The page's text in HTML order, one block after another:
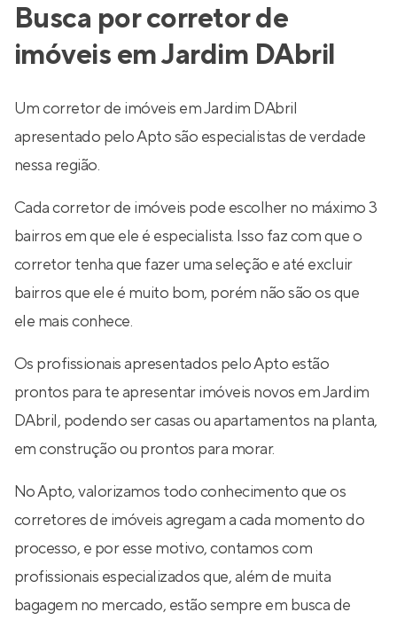
Busca por corretor de
imóveis em Jardim DAbril
Um corretor de imóveis em Jardim DAbril
apresentado pelo Apto são especialistas de verdade
nessa região.
Cada corretor de imóveis pode escolher no máximo 3
bairros em que ele é especialista. Isso faz com que o
corretor tenha que fazer uma seleção e até excluir
bairros que ele é muito bom, porém não são os que
ele mais conhece.
Os profissionais apresentados pelo Apto estão
prontos para te apresentar imóveis novos em Jardim
DAbril, podendo ser casas ou apartamentos na planta,
em construção ou prontos para morar.
No Apto, valorizamos todo conhecimento que os
corretores de imóveis agregam a cada momento do
processo, e por esse motivo, contamos com
profissionais especializados que, além de muita
bagagem no mercado, estão sempre em busca de